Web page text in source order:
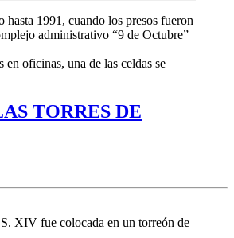
1991, cuando los presos fueron
administrativo “9 de Octubre”
oficinas, una de las celdas se
TORRES DE
S. XIV fue colocada en un torreón de